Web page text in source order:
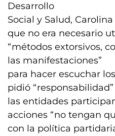
Desarrollo
Social y Salud,
que no era necesario
“métodos extorsivos,
las manifestaciones”
para hacer escuchar
pidió “responsabilidad”
las entidades
acciones “no tengan
con la política